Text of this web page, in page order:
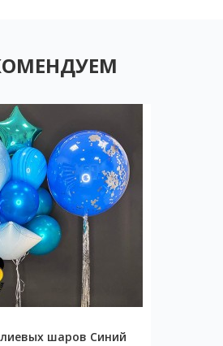
шаров Синий